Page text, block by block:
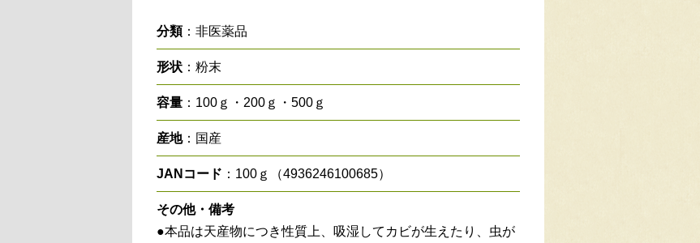
分類：非医薬品
形状 ：粉末
容量 ：100ｇ・200ｇ・500ｇ
産地：国産
JANコード ：100ｇ（4936246100685）
その他・備考
●本品は天産物につき性質上、吸湿してカビが生えたり、虫が